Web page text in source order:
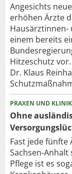
Angesichts
erhöhen Ärzte
Hausärztinnen-
einem bereits
Hitzeschutz
Dr. Klaus
PRAXEN UND
Ohne
Fast jede
Sachsen-
Pflege ist es